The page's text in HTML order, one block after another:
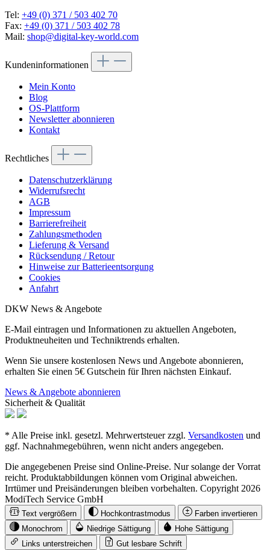
Tel: +49 (0) 371 / 503 402 70
Fax: +49 (0) 371 / 503 402 78
Mail: shop@digital-key-world.com
Kundeninformationen
Mein Konto
Blog
OS-Plattform
Newsletter abonnieren
Kontakt
Rechtliches
Datenschutzerklärung
Widerrufsrecht
AGB
Impressum
Barrierefreiheit
Zahlungsmethoden
Lieferung & Versand
Rücksendung / Retour
Hinweise zur Batterieentsorgung
Cookies
Anfahrt
DKW News & Angebote
E-Mail eintragen und Informationen zu aktuellen Angeboten,
Produktneuheiten und Techniktrends erhalten.
Wenn Sie unsere kostenlosen News und Angebote abonnieren,
erhalten Sie einen 5€ Gutschein für Ihren nächsten Einkauf.
News & Angebote abonnieren
Sicherheit & Qualität
* Alle Preise inkl. gesetzl. Mehrwertsteuer zzgl. Versandkosten und
ggf. Nachnahmegebühren, wenn nicht anders angegeben.
Die angegebenen Preise sind Online-Preise. Nur solange der Vorrat
reicht. Produktabbildungen können vom Original abweichen.
Irrtümer und Preisänderungen bleiben vorbehalten. Copyright 2026
ModiTech Service GmbH
Text vergrößern Hochkontrastmodus
Farben invertieren
Monochrom
Niedrige Sättigung
Hohe Sättigung
Links unterstreichen
Gut lesbare Schrift